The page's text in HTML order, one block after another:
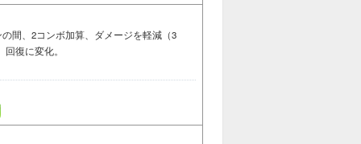
間、2コンボ加算、ダメージを軽減（3
復に変化。